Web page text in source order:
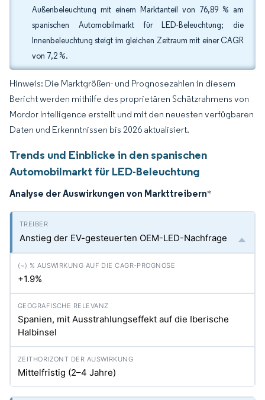
Außenbeleuchtung mit einem Marktanteil von 76,89 % am
spanischen Automobilmarkt für LED-Beleuchtung; die
Innenbeleuchtung steigt im gleichen Zeitraum mit einer CAGR
von 7,2 %.
Hinweis: Die Marktgrößen- und Prognosezahlen in diesem
Bericht werden mithilfe des proprietären Schätzrahmens von
Mordor Intelligence erstellt und mit den neuesten verfügbaren
Daten und Erkenntnissen bis 2026 aktualisiert.
Trends und Einblicke in den spanischen
Automobilmarkt für LED-Beleuchtung
Analyse der Auswirkungen von Markttreibern*
Anstieg der EV-gesteuerten OEM-LED-Nachfrage
+1.9%
Spanien, mit Ausstrahlungseffekt auf die Iberische
Halbinsel
Mittelfristig (2–4 Jahre)